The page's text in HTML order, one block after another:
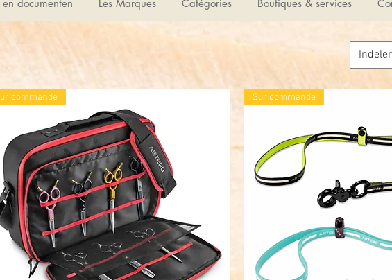
documenten Les Marques Catégories Boutiques & services
commande Sur commande